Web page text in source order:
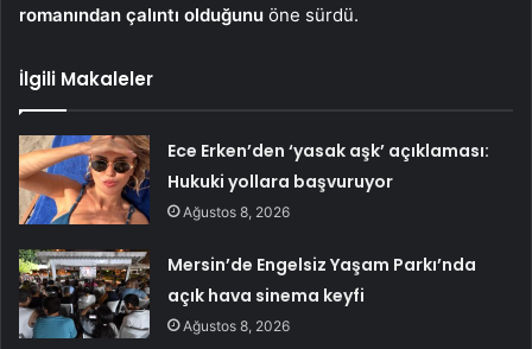
romanından çalıntı olduğunu öne sürdü.
İlgili Makaleler
Ece Erken’den ‘yasak aşk’ açıklaması:
Hukuki yollara başvuruyor
Ağustos 8, 2026
Mersin’de Engelsiz Yaşam Parkı’nda
açık hava sinema keyfi
Ağustos 8, 2026